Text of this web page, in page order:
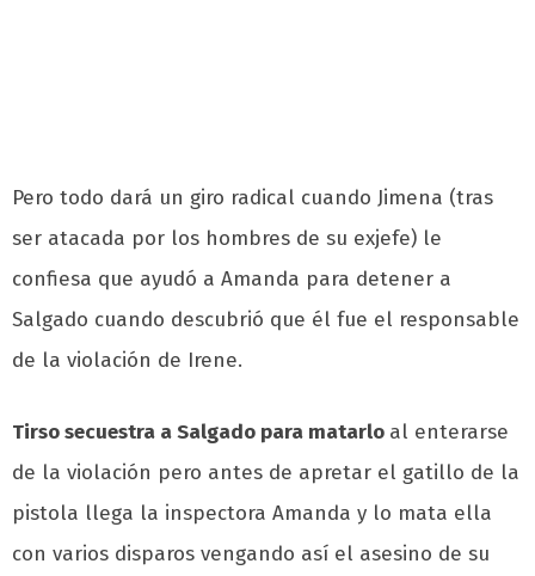
Pero todo dará un giro radical cuando Jimena (tras
ser atacada por los hombres de su exjefe) le
confiesa que ayudó a Amanda para detener a
Salgado cuando descubrió que él fue el responsable
de la violación de Irene.
Tirso secuestra a Salgado para matarlo al enterarse
de la violación pero antes de apretar el gatillo de la
pistola llega la inspectora Amanda y lo mata ella
con varios disparos vengando así el asesino de su